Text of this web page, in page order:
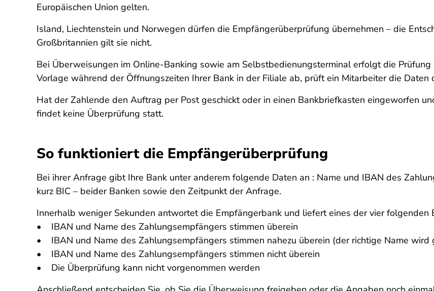
Europäischen Union gelten.
Island, Liechtenstein und Norwegen dürfen die Empfängerüberprüfung übernehmen – die
Großbritannien gilt sie nicht.
Bei Überweisungen im Online-Banking sowie am Selbstbedienungsterminal erfolgt die
Vorlage während der Öffnungszeiten Ihrer Bank in der Filiale ab, prüft ein Mitarbeiter die Daten
Hat der Zahlende den Auftrag per Post geschickt oder in einen Bankbriefkasten eingeworfen
findet keine Überprüfung statt.
So funktioniert die Empfängerüberprüfung
Bei ihrer Anfrage gibt Ihre Bank unter anderem folgende Daten an : Name und IBAN des
kurz BIC – beider Banken sowie den Zeitpunkt der Anfrage.
Innerhalb weniger Sekunden antwortet die Empfängerbank und liefert eines der vier folgenden
• IBAN und Name des Zahlungsempfängers stimmen überein
• IBAN und Name des Zahlungsempfängers stimmen nahezu überein (der richtige Name wird
• IBAN und Name des Zahlungsempfängers stimmen nicht überein
• Die Überprüfung kann nicht vorgenommen werden